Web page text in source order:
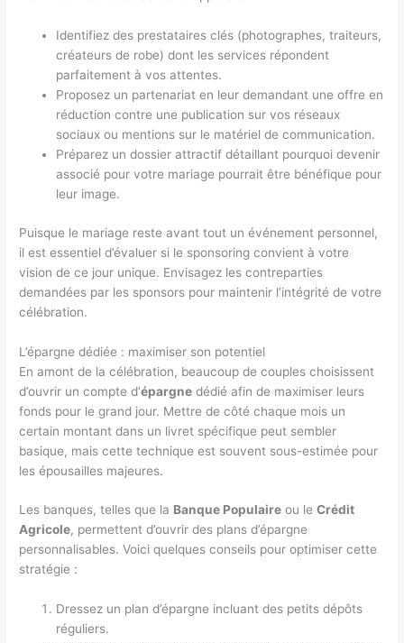
Identifiez des prestataires clés (photographes, traiteurs,
créateurs de robe) dont les services répondent
parfaitement à vos attentes.
Proposez un partenariat en leur demandant une offre en
réduction contre une publication sur vos réseaux
sociaux ou mentions sur le matériel de communication.
Préparez un dossier attractif détaillant pourquoi devenir
associé pour votre mariage pourrait être bénéfique pour
leur image.
Puisque le mariage reste avant tout un événement personnel,
il est essentiel d’évaluer si le sponsoring convient à votre
vision de ce jour unique. Envisagez les contreparties
demandées par les sponsors pour maintenir l’intégrité de votre
célébration.
L’épargne dédiée : maximiser son potentiel
En amont de la célébration, beaucoup de couples choisissent
d’ouvrir un compte d’épargne dédié afin de maximiser leurs
fonds pour le grand jour. Mettre de côté chaque mois un
certain montant dans un livret spécifique peut sembler
basique, mais cette technique est souvent sous-estimée pour
les épousailles majeures.
Les banques, telles que la Banque Populaire ou leCrédit
Agricole, permettent d’ouvrir des plans d’épargne
personnalisables. Voici quelques conseils pour optimiser cette
stratégie :
Dressez un plan d’épargne incluant des petits dépôts
réguliers.